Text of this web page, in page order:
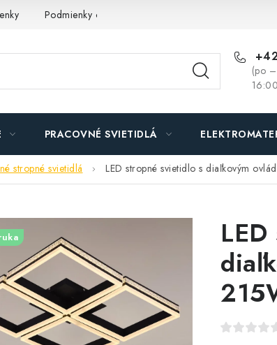
Podmienky ochrany osobných údajov O nás -
(po
PRACOVNÉ SVIETIDLÁ
stropné svietidlá LED stropné svietidlo s diaľkovým